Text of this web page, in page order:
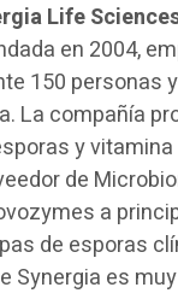
Life
en 2004,
150 personas
La compañía
y vitamina
de
a
de esporas
Synergia es